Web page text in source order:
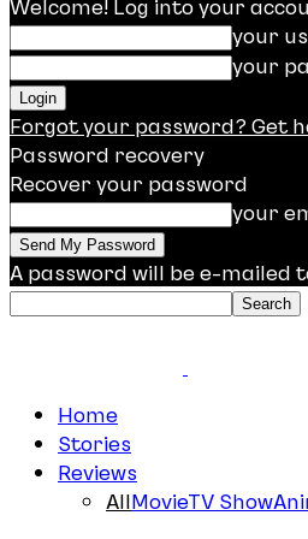
Welcome! Log into your
your
your
Forgot your password? Get
Password recovery
Recover your password
your
A password will be e-mailed
Home
Stories
Reviews
AllMovieTV Show